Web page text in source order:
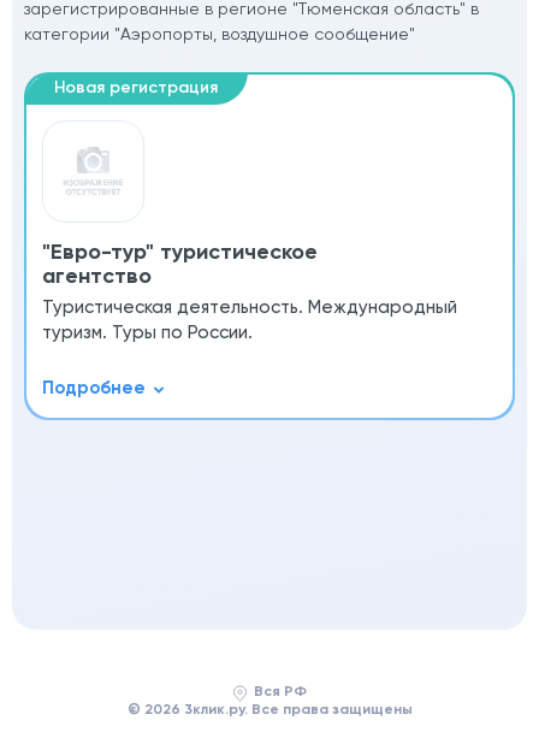
зарегистрированные в регионе "Тюменская область" в
категории "Аэропорты, воздушное сообщение"
"Евро-тур" туристическое
агентство
Туристическая деятельность. Международный
туризм. Туры по России.
Вся РФ
© 2026 3клик.ру. Все права защищены